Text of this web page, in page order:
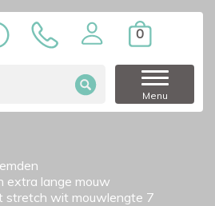
0
Menu
extra lange mouw
stretch wit mouwlengte 7